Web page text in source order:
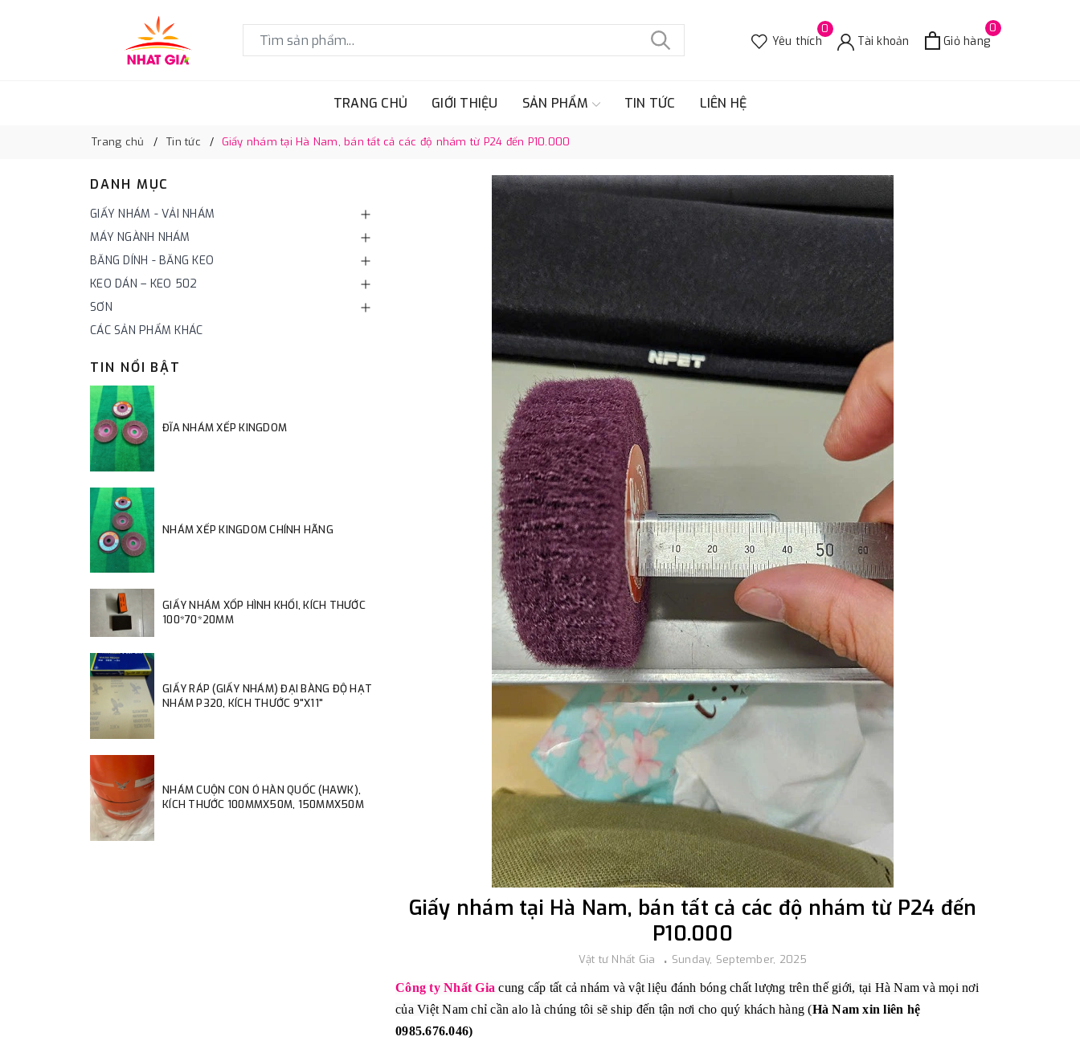
0
Yêu thích Tài khoản
0
Giỏ hàng
TRANG CHỦ GIỚI THIỆU SẢN PHẨM TIN TỨC LIÊN HỆ
Trang chủ Tin tức Giấy nhám tại Hà Nam, bán tất cả các độ nhám từ P24 đến P10.000
DANH MỤC
GIẤY NHÁM - VẢI NHÁM
MÁY NGÀNH NHÁM
BĂNG DÍNH - BĂNG KEO
KEO DÁN – KEO 502
SƠN
CÁC SẢN PHẨM KHÁC
TIN NỔI BẬT
ĐĨA NHÁM XẾP KINGDOM
NHÁM XẾP KINGDOM CHÍNH HÃNG
GIẤY NHÁM XỐP HÌNH KHỐI, KÍCH THƯỚC
100*70*20MM
GIẤY RÁP (GIẤY NHÁM) ĐẠI BÀNG ĐỘ HẠT
NHÁM P320, KÍCH THƯỚC 9"X11"
NHÁM CUỘN CON Ó HÀN QUỐC (HAWK),
KÍCH THƯỚC 100MMX50M, 150MMX50M
Giấy nhám tại Hà Nam, bán tất cả các độ nhám từ P24 đến
P10.000
Vật tư Nhất Gia Sunday, September, 2025
Công ty Nhất Gia cung cấp tất cả nhám và vật liệu đánh bóng chất lượng trên thế giới, tại Hà Nam và mọi nơi
của Việt Nam chỉ cần alo là chúng tôi sẽ ship đến tận nơi cho quý khách hàng (Hà Nam xin liên hệ
0985.676.046)